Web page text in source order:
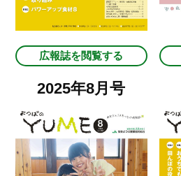
広報誌を閲覧する
2025年8月号